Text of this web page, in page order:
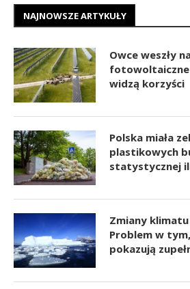
NAJNOWSZE ARTYKUŁY
Owce weszły
widzą korzyści
Polska miała
plastikowych
statystycznej
Zmiany klimatu
Problem w
pokazują